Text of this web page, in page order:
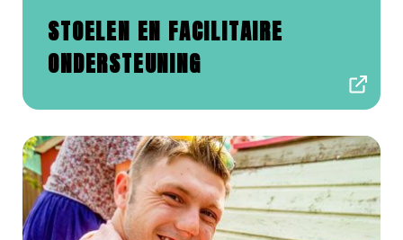
STOELEN EN FACILITAIRE
ONDERSTEUNING